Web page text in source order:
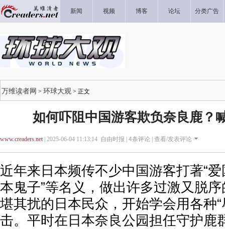
新闻 视频 博客 论坛 分类广告
万维读者网 > 环球大观 > 正文
如何吓阻中国游客欺负奈良鹿？
www.creaders.net| 2025-06-04 11:13:14 自由时报 | 4条评论 | 查看/发表评论
近年来日本频传不少中国游客打著“爱
本鬼子”等名义，做出许多过激又脱
堪其扰的日本民众，开始学会用各种
击。平时在日本奈良公园担任守护鹿